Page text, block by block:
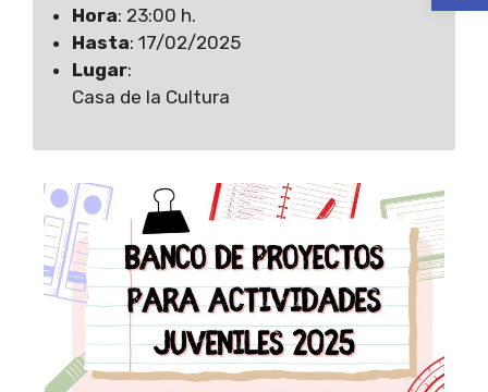
Hora: 23:00 h.
Hasta: 17/02/2025
Lugar:
Casa de la Cultura